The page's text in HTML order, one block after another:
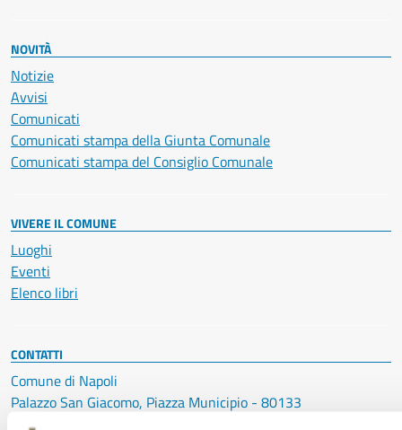
NOVITÀ
Notizie
Avvisi
Comunicati
Comunicati stampa della Giunta Comunale
Comunicati stampa del Consiglio Comunale
VIVERE IL COMUNE
Luoghi
Eventi
Elenco libri
CONTATTI
Comune di Napoli
Palazzo San Giacomo, Piazza Municipio - 80133